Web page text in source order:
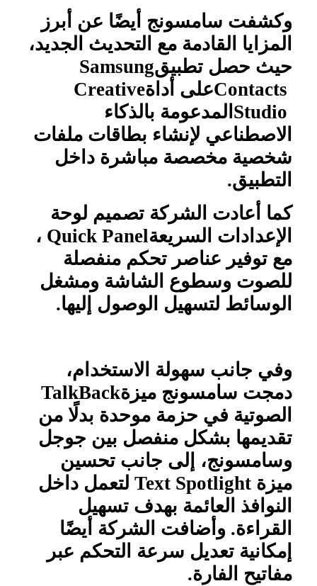
وكشفت سامسونج أيضًا عن أبرز
المزايا القادمة مع التحديث الجديد،
حيث حصل تطبيقSamsung
Contactsعلى أداةCreative
Studio المدعومة بالذكاء
الاصطناعي لإنشاء بطاقات ملفات
شخصية مخصصة مباشرة داخل
التطبيق.
كما أعادت الشركة تصميم لوحة
الإعدادات السريعةQuick Panel ،
مع توفير عناصر تحكم منفصلة
للصوت وسطوع الشاشة ومشغل
الوسائط لتسهيل الوصول إليها.
وفي جانب سهولة الاستخدام،
دمجت سامسونج ميزةTalkBack
الصوتية في حزمة موحدة بدلًا من
تقديمها بشكل منفصل بين جوجل
وسامسونج، إلى جانب تحسين
ميزة Text Spotlight لتعمل داخل
النوافذ العائمة بهدف تسهيل
القراءة. وأضافت الشركة أيضًا
إمكانية تعديل سرعة التحكم عبر
مفاتيح الفارة.